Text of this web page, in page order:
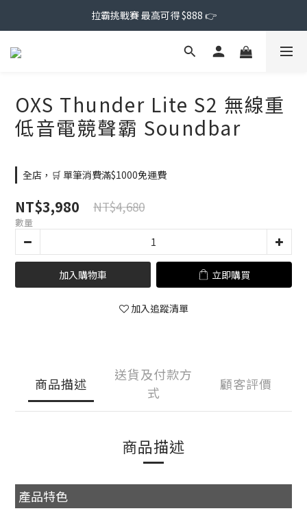
拉霸挑戰賽 最高可得 $888 👉
OXS Thunder Lite S2 無線重
低音電競聲霸 Soundbar
全店，🛒 單筆消費滿$1000免運費
NT$3,980 NT$4,680
數量
加入購物車 立即購買
加入追蹤清單
商品描述
送貨及付款方
式
顧客評價
商品描述
產品特色